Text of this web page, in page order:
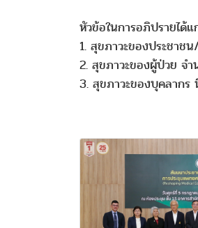
หัวข้อในการอภิปรายได้แ
1. สุขภาวะของประชา
2. สุขภาวะของผู้ป่วย จ
3. สุขภาวะของบุคลาก